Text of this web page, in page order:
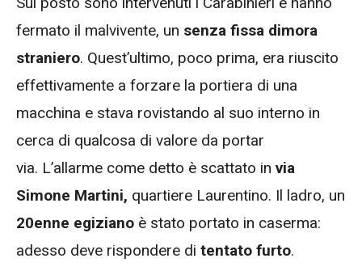
fermato il malvivente, un senza fissa dimora
straniero. Quest’ultimo, poco prima, era riuscito
effettivamente a forzare la portiera di una
macchina e stava rovistando al suo interno in
cerca di qualcosa di valore da portar
via. L’allarme come detto è scattato in via
Simone Martini, quartiere Laurentino. Il ladro, un
20enne egiziano è stato portato in caserma:
adesso deve rispondere di tentato furto.